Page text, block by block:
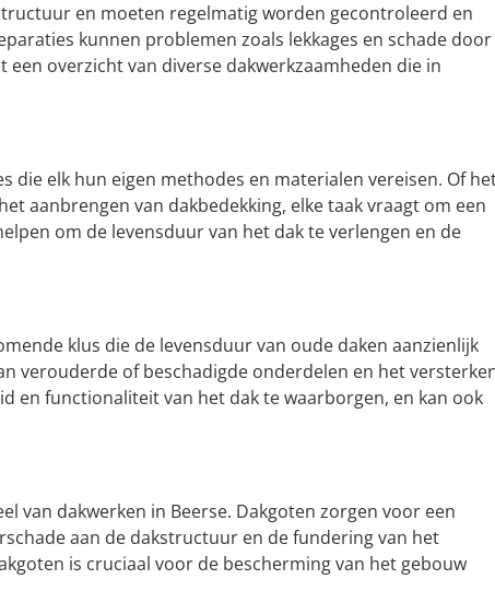
en moeten regelmatig worden gecontroleerd en
kunnen problemen zoals lekkages en schade door
overzicht van diverse dakwerkzaamheden die in
die elk hun eigen methodes en materialen vereisen. Of
aanbrengen van dakbedekking, elke taak vraagt om een
om de levensduur van het dak te verlengen en de
klus die de levensduur van oude daken aanzienlijk
verouderde of beschadigde onderdelen en het
en functionaliteit van het dak te waarborgen, en kan ook
van dakwerken in Beerse. Dakgoten zorgen voor een
aan de dakstructuur en de fundering van het
is cruciaal voor de bescherming van het gebouw